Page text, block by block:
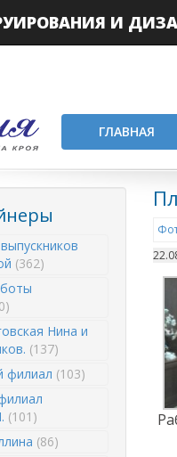
И
ГЛАВНАЯ
(362)
Нина и
(137)
филиал (103)
(101)
(86)